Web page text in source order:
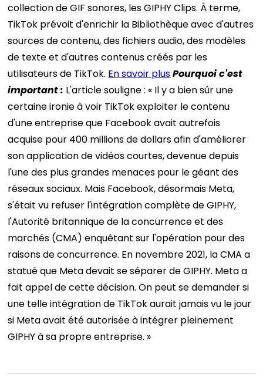
collection de GIF sonores, les GIPHY Clips. À terme,
TikTok prévoit d'enrichir la Bibliothèque avec d'autres
sources de contenu, des fichiers audio, des modèles
de texte et d'autres contenus créés par les
utilisateurs de TikTok. En savoir plusPourquoi c'est
important : L'article souligne : « Il y a bien sûr une
certaine ironie à voir TikTok exploiter le contenu
d'une entreprise que Facebook avait autrefois
acquise pour 400 millions de dollars afin d'améliorer
son application de vidéos courtes, devenue depuis
l'une des plus grandes menaces pour le géant des
réseaux sociaux. Mais Facebook, désormais Meta,
s'était vu refuser l'intégration complète de GIPHY,
l'Autorité britannique de la concurrence et des
marchés (CMA) enquêtant sur l'opération pour des
raisons de concurrence. En novembre 2021, la CMA a
statué que Meta devait se séparer de GIPHY. Meta a
fait appel de cette décision. On peut se demander si
une telle intégration de TikTok aurait jamais vu le jour
si Meta avait été autorisée à intégrer pleinement
GIPHY à sa propre entreprise. »